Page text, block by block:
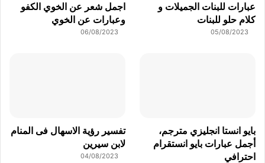
عبارات للبنات الجميلات و
كلام حلو للبنات
05/08/2023
اجمل شعر عن الخوي الكفو
وعبارات عن الخوي
06/08/2023
بايو انستا انجليزي مترجم،
أجمل عبارات بايو انستقرام
احترافي
تفسير رؤية الاسهال فى المنام
لابن سيرين
04/08/2023